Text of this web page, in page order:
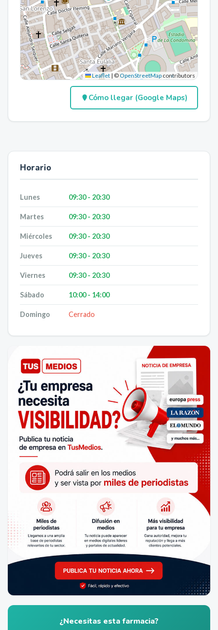
Leaflet | ©OpenStreetMap contributors
Cómo llegar (Google Maps)
Horario
Lunes 09:30 - 20:30
Martes 09:30 - 20:30
Miércoles 09:30 - 20:30
Jueves 09:30 - 20:30
Viernes 09:30 - 20:30
Sábado 10:00 - 14:00
Domingo Cerrado
¿Necesitas esta farmacia?